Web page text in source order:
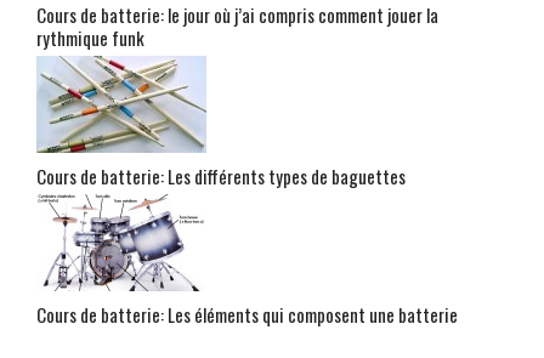
Cours de batterie: le jour où j’ai compris comment jouer la
rythmique funk
Cours de batterie: Les différents types de baguettes
Cours de batterie: Les éléments qui composent une batterie